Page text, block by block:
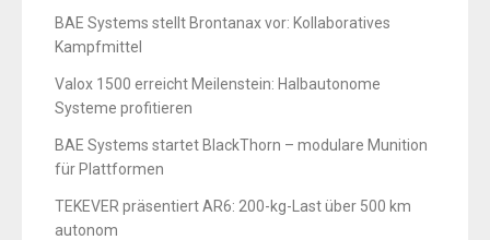
BAE Systems stellt Brontanax vor: Kollaboratives
Kampfmittel
Valox 1500 erreicht Meilenstein: Halbautonome
Systeme profitieren
BAE Systems startet BlackThorn – modulare Munition
für Plattformen
TEKEVER präsentiert AR6: 200-kg-Last über 500 km
autonom